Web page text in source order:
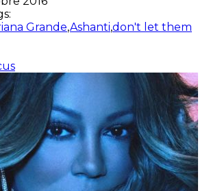
Grande,Ashanti,don't let them